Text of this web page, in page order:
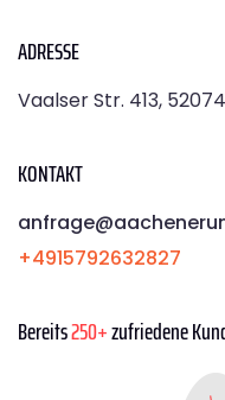
ADRESSE
Vaalser Str. 413,
KONTAKT
+4915792632827
Bereits250+zufriedene